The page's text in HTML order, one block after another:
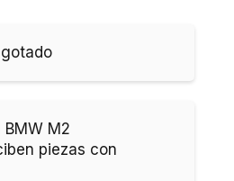
BMW M2
piezas con